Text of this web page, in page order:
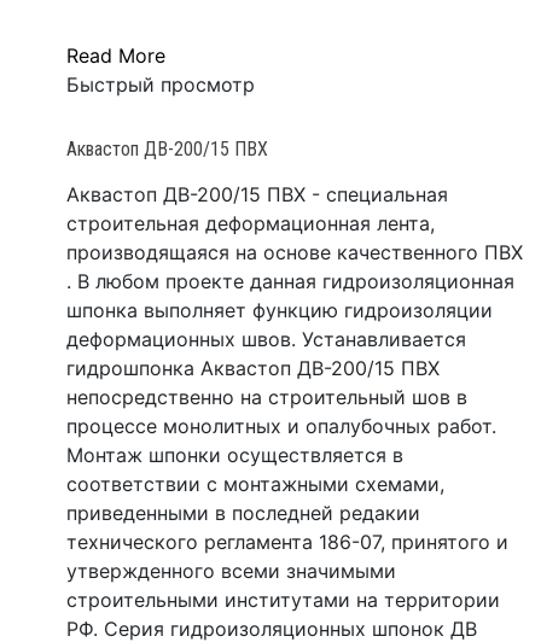
Read More
Быстрый просмотр
Аквастоп ДВ-200/15 ПВХ
Аквастоп ДВ-200/15 ПВХ - специальная
строительная деформационная лента,
производящаяся на основе качественного ПВХ
. В любом проекте данная гидроизоляционная
шпонка выполняет функцию гидроизоляции
деформационных швов. Устанавливается
гидрошпонка Аквастоп ДВ-200/15 ПВХ
непосредственно на строительный шов в
процессе монолитных и опалубочных работ.
Монтаж шпонки осуществляется в
соответствии с монтажными схемами,
приведенными в последней редакии
технического регламента 186-07, принятого и
утвержденного всеми значимыми
строительными институтами на территории
РФ. Серия гидроизоляционных шпонок ДВ